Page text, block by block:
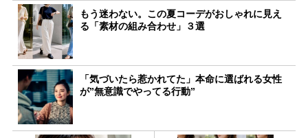
もう迷わない。この夏コーデがおしゃれに見え
る「素材の組み合わせ」３選
「気づいたら惹かれてた」本命に選ばれる女性
が”無意識でやってる行動”